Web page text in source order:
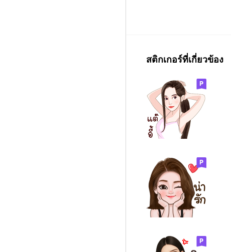
สติกเกอร์ที่เกี่ยวข้อง